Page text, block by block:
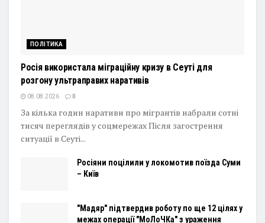
ПОЛІТИКА
Росія використала міграційну кризу в Сеуті для
розгону ультраправих наративів
08.08.2026 0
За кілька годин наративи про мігрантів набрали сотні
тисяч переглядів у соцмережах Після загострення
ситуації в Сеуті...
Росіяни поцілили у локомотив поїзда Суми
– Київ
"Мадяр" підтвердив роботу по ще 12 цілях у
межах операції "МоЛоЧКа" з ураження